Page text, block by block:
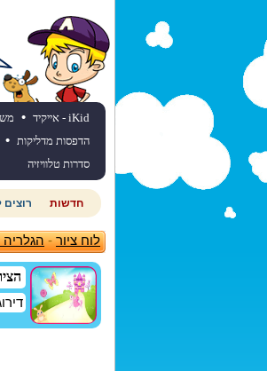
iKid - אייקיד •
הדפסות מדליקות •
סדרות טלוויזיה
חדשות
לוח ציור-הגלריה